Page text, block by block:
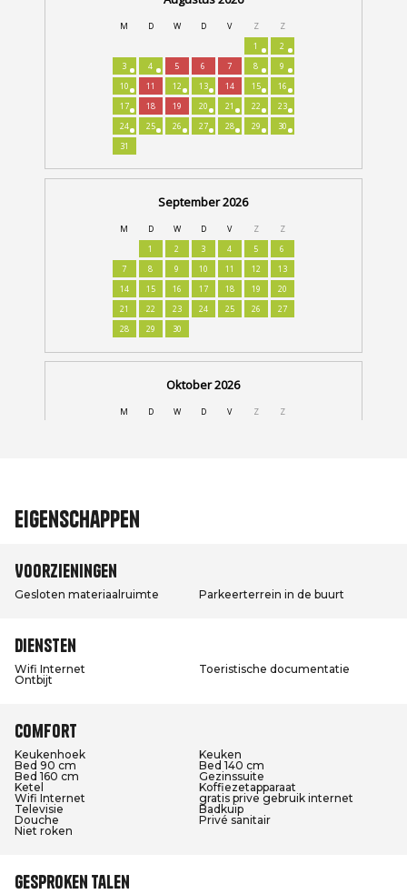
Eigenschappen
Voorzieningen
Gesloten materiaalruimte Parkeerterrein in de buurt
Diensten
Wifi Internet
Toeristische documentatie
Ontbijt
Comfort
Keukenhoek
Keuken
Bed 90 cm
Bed 140 cm
Bed 160 cm
Gezinssuite
Ketel
Koffiezetapparaat
Wifi Internet
gratis prive gebruik internet
Televisie
Badkuip
Douche
Privé sanitair
Niet roken
Gesproken talen